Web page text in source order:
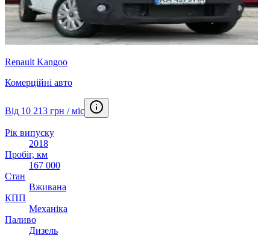
Renault Kangoo
Комерційні авто
Від 10 213 грн / міс
Рік випуску
2018
Пробіг, км
167 000
Стан
Вживана
КПП
Механіка
Паливо
Дизель